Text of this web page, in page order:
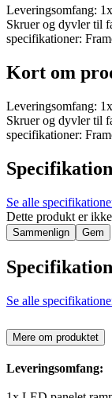
Leveringsomfang:
Skruer og dyvler til
specifikationer:
Kort om
Leveringsomfang:
Skruer og dyvler til
specifikationer:
Se alle
Dette produkt er
Sammenlign Gem
Se alle
Mere om produktet
Leveringsomfang: